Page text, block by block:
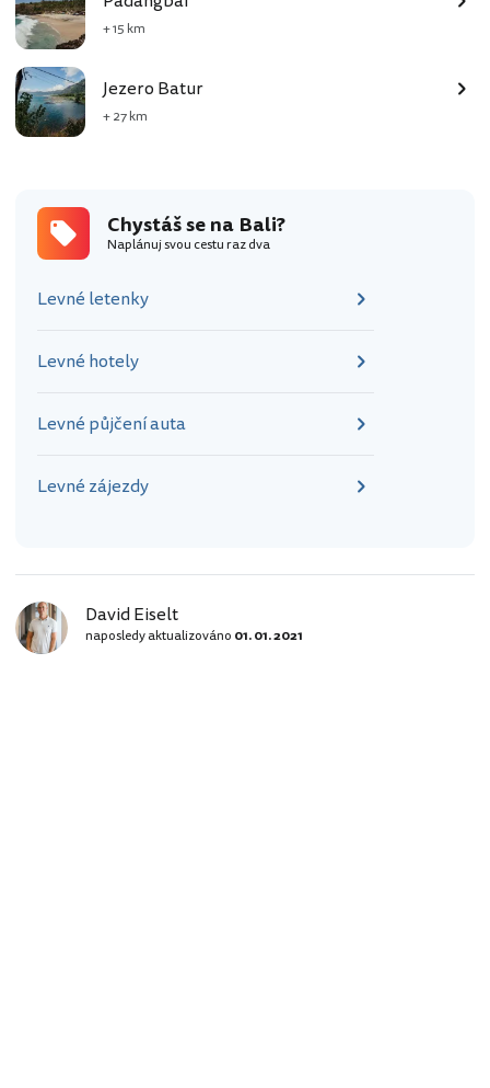
+ 15 km
Jezero Batur
+ 27 km
Chystáš se na Bali?
Naplánuj svou cestu raz dva
Levné letenky
Levné hotely
Levné půjčení auta
Levné zájezdy
David Eiselt
naposledy aktualizováno 01. 01. 2021